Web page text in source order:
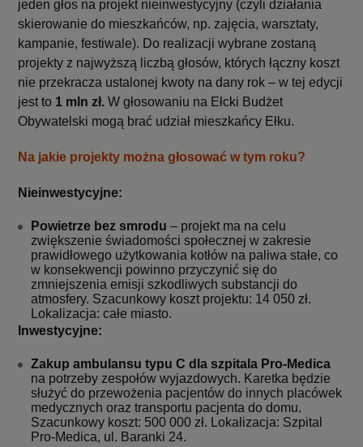
jeden głos na projekt nieinwestycyjny (czyli działania
skierowanie do mieszkańców, np. zajęcia, warsztaty,
kampanie, festiwale). Do realizacji wybrane zostaną
projekty z najwyższą liczbą głosów, których łączny koszt
nie przekracza ustalonej kwoty na dany rok – w tej edycji
jest to 1 mln zł.W głosowaniu na Ełcki Budżet
Obywatelski mogą brać udział mieszkańcy Ełku.
Na jakie projekty można głosować w tym roku?
Nieinwestycyjne:
Powietrze bez smrodu – projekt ma na celu
zwiększenie świadomości społecznej w zakresie
prawidłowego użytkowania kotłów na paliwa stałe, co
w konsekwencji powinno przyczynić się do
zmniejszenia emisji szkodliwych substancji do
atmosfery. Szacunkowy koszt projektu: 14 050 zł.
Lokalizacja: całe miasto.
Inwestycyjne:
Zakup ambulansu typu C dla szpitala Pro-Medica
na potrzeby zespołów wyjazdowych. Karetka będzie
służyć do przewożenia pacjentów do innych placówek
medycznych oraz transportu pacjenta do domu.
Szacunkowy koszt: 500 000 zł. Lokalizacja: Szpital
Pro-Medica, ul. Baranki 24.